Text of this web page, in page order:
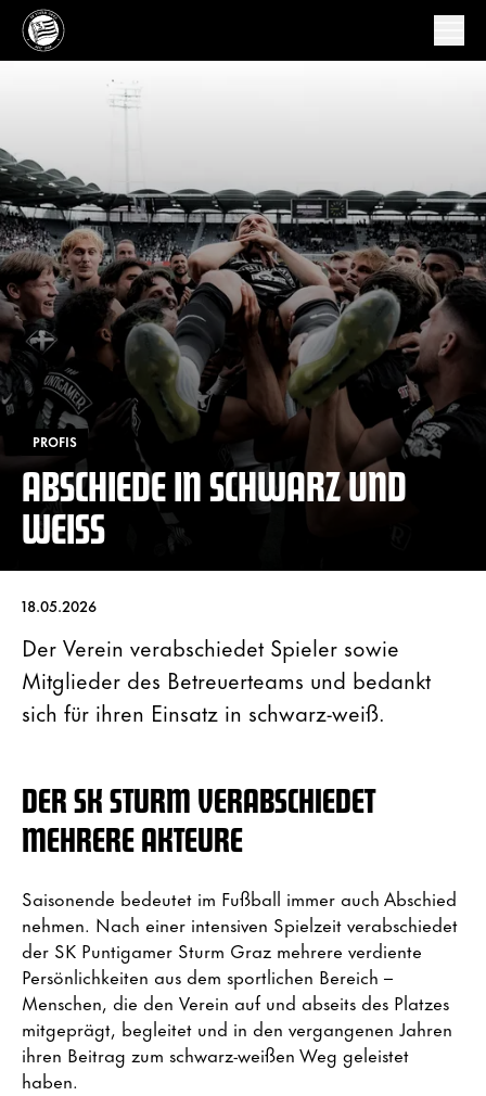
PROFIS
ABSCHIEDE IN SCHWARZ UND
WEISS
18.05.2026
Der Verein verabschiedet Spieler sowie
Mitglieder des Betreuerteams und bedankt
sich für ihren Einsatz in schwarz-weiß.
DER SK STURM VERABSCHIEDET
MEHRERE AKTEURE
Saisonende bedeutet im Fußball immer auch Abschied
nehmen. Nach einer intensiven Spielzeit verabschiedet
der SK Puntigamer Sturm Graz mehrere verdiente
Persönlichkeiten aus dem sportlichen Bereich –
Menschen, die den Verein auf und abseits des Platzes
mitgeprägt, begleitet und in den vergangenen Jahren
ihren Beitrag zum schwarz-weißen Weg geleistet
haben.